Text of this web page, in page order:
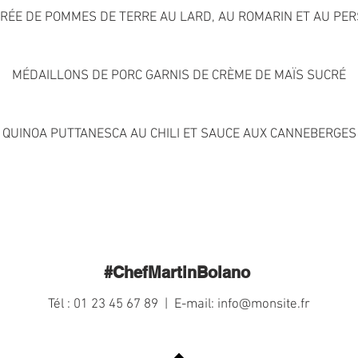
DE POMMES DE TERRE AU LARD, AU ROMARIN ET AU
MÉDAILLONS DE PORC GARNIS DE CRÈME DE MAÏS SUCRÉ
QUINOA PUTTANESCA AU CHILI ET SAUCE AUX CANNEBERGES
#ChefMartinBolano
Tél : 01 23 45 67 89 | E-mail: info@monsite.fr